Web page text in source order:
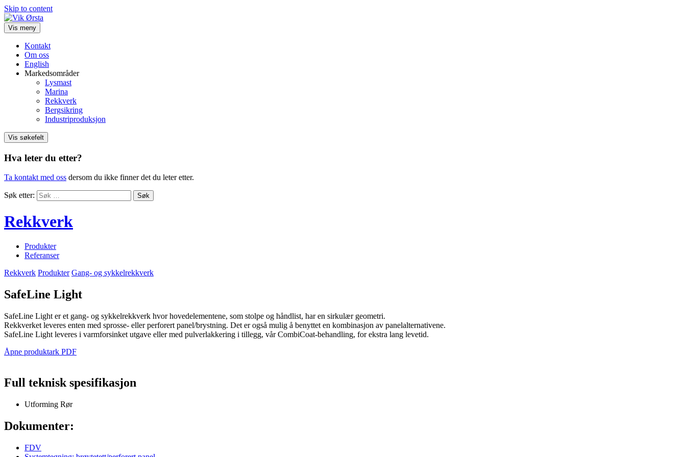
Skip to content
Vis meny
Kontakt
Om oss
English
Markedsområder
Lysmast
Marina
Rekkverk
Bergsikring
Industriproduksjon
Vis søkefelt
Hva leter du etter?
Ta kontakt med oss dersom du ikke finner det du leter etter.
Søk etter:
Rekkverk
Produkter
Referanser
Rekkverk Produkter Gang- og sykkelrekkverk
SafeLine Light
SafeLine Light er et gang- og sykkelrekkverk hvor hovedelementene, som stolpe og håndlist, har en sirkulær geometri.
Rekkverket leveres enten med sprosse- eller perforert panel/brystning. Det er også mulig å benyttet en kombinasjon av panelalternativene.
SafeLine Light leveres i varmforsinket utgave eller med pulverlakkering i tillegg, vår CombiCoat-behandling, for ekstra lang levetid.
Åpne produktark PDF
Full teknisk spesifikasjon
Utforming Rør
Dokumenter:
FDV